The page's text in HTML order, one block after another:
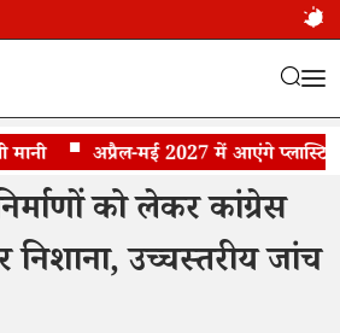
अप्रैल-मई 2027 में आएंगे प्लास्टिक के
का जांच की मांग
को लेकर कांग्रेस
निशाना, उच्चस्तरीय जांच